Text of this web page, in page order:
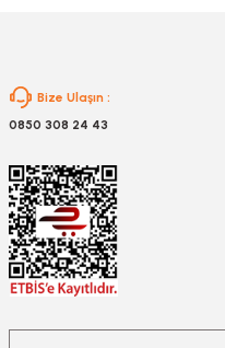
Bize Ulaşın :
0850 308 24 43